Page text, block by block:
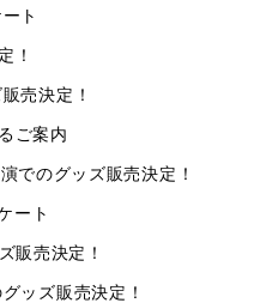
ト
！
売決定！
ご案内
でのグッズ販売決定！
ート
販売決定！
ッズ販売決定！